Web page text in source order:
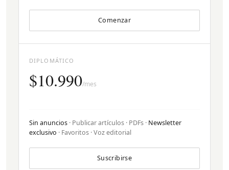
Comenzar
DIPLOMÁTICO
$10.990/mes
Sin anuncios · Publicar artículos · PDFs · Newsletter
exclusivo · Favoritos · Voz editorial
Suscribirse